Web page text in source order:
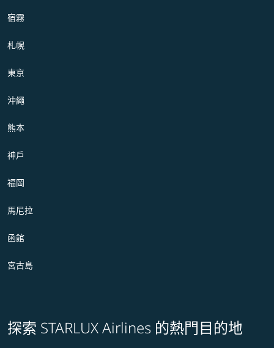
宿霧
札幌
東京
沖繩
熊本
神戶
福岡
馬尼拉
函館
宮古島
探索 STARLUX Airlines 的熱門目的地